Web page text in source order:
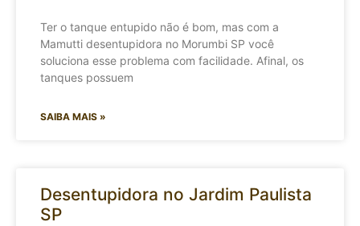
Ter o tanque entupido não é bom, mas com a
Mamutti desentupidora no Morumbi SP você
soluciona esse problema com facilidade. Afinal, os
tanques possuem
SAIBA MAIS »
Desentupidora no Jardim Paulista
SP